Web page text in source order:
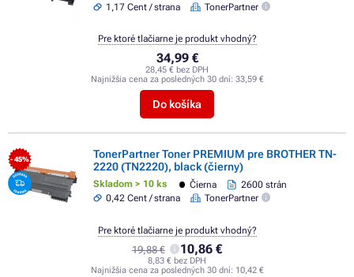
1,17 Cent / strana
TonerPartner
34,99 €
28,45 € bez DPH
Najnižšia cena za posledných 30 dní: 33,59 €
Do košíka
Pre ktoré tlačiarne je produkt vhodný?
- 45%
TonerPartner Toner PREMIUM pre BROTHER TN-
2220 (TN2220), black (čierny)
Skladom > 10 ks Čierna
2600 strán
0,42 Cent / strana
TonerPartner
19,88 € 10,86 €
8,83 € bez DPH
Najnižšia cena za posledných 30 dní: 10,42 €
Pre ktoré tlačiarne je produkt vhodný?